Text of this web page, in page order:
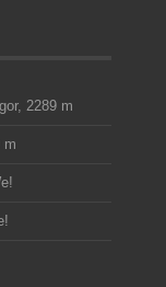
2289 m
m